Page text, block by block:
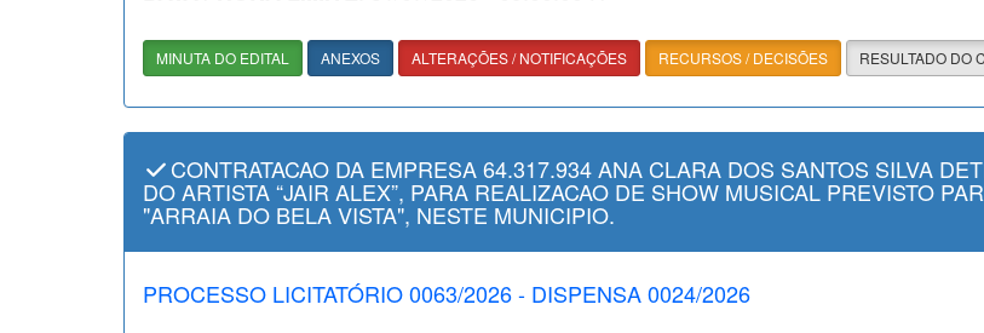
MINUTA DO EDITAL ANEXOS ALTERAÇÕES / NOTIFICAÇÕES RECURSOS / DECISÕES RESULTADO DO
CONTRATACAO DA EMPRESA 64.317.934 ANA CLARA DOS SANTOS SILVA
DO ARTISTA “JAIR ALEX”, PARA REALIZACAO DE SHOW MUSICAL PREVISTO
"ARRAIA DO BELA VISTA", NESTE MUNICIPIO.
PROCESSO LICITATÓRIO 0063/2026 - DISPENSA 0024/2026